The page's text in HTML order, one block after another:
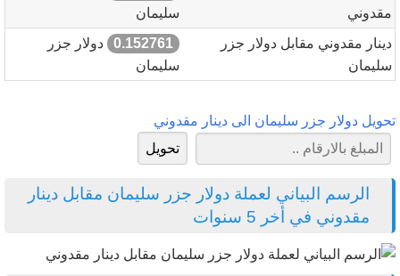
مقدوني
سليمان
دينار مقدوني مقابل دولار جزر
سليمان
0.152761
دولار جزر
سليمان
تحويل دولار جزر سليمان الى دينار مقدوني
الرسم البياني لعملة دولار جزر سليمان مقابل دينار
مقدوني في أخر 5 سنوات